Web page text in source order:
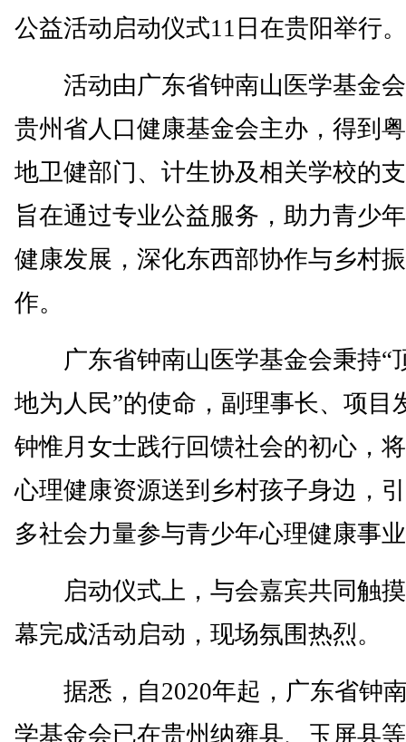
公益活动启动仪式11日在贵阳举行。
活动由广东省钟南山医学基金
贵州省人口健康基金会主办，得到
地卫健部门、计生协及相关学校的
旨在通过专业公益服务，助力青少
健康发展，深化东西部协作与乡村
作。
广东省钟南山医学基金会秉持“
地为人民”的使命，副理事长、项目
钟惟月女士践行回馈社会的初心，
心理健康资源送到乡村孩子身边，
多社会力量参与青少年心理健康事
启动仪式上，与会嘉宾共同触
幕完成活动启动，现场氛围热烈。
据悉，自2020年起，广东省钟
学基金会已在贵州纳雍县、玉屏县